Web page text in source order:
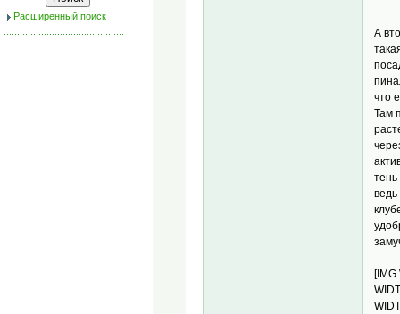
Расширенный поиск
А
что
Там